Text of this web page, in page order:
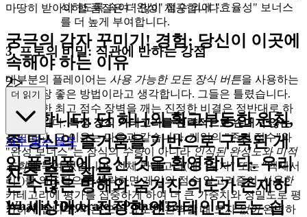
식하도록 속여 "완성" 점수 외에 "효율성" 보너스
를 더 높게 부여합니다.
3. 프로의 비밀: 직관에 반하는 강점
대부분의 플레이어는 사용 가능한 모든 장식 버튼을 사용하는
것이 가장 좋은 방법이라고 생각합니다. 그들은 틀렸습니다.
미친 듯한 최고 점수 장벽을 깨는 진정한 비결은 정반대로 하
는 것입니다. 특정 장식 카테고리를 전략적으로 손대지 않는
것입니다. 그 이유는 다음과 같습니다. 게임의 "존경 점수"와
"완성 보너스"는 장식의수량이 아니라인식된 완성도와 미적
조화에 묶여 있습니다. 전체 카테고리(예: "모자" 또는 "액세서
리")를 의도적으로 생략하면 게임의 점수 알고리즘이사용한
카테고리에 평가를 집중하게 하여 더 큰 가중치와 정밀도로 평
가하게 됩니다. 다른 모든 요소가 완벽할 때 모자없이완벽하
마땅히 받아야 할 품질은 더 많이 제공합니다.
궁극의 감자 꾸미기! 경험: 당신이 이곳에
속해야 하는 이유
2>
환영합니다. 단 하나의 확고부동한 원칙,
즉 당신의 즐거움을 기반으로 구축된 게
임 플랫폼에 오신 것을 환영합니다. 우리
는 수많은 방해와 숨겨진 의도가 존재하
는 세상에서 진정한 엔터테인먼트는 쉽
더 읽기
자주 묻는 질문
자주 묻는 질문
What is "Decorate a Potato!"?